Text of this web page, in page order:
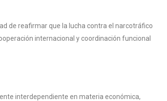
de reafirmar que la lucha contra el narcotráfico
internacional y coordinación funcional
interdependiente en materia económica,